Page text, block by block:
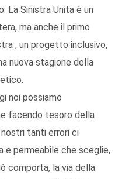
La Sinistra Unita è un
ma anche il primo
, un progetto inclusivo,
nuova stagione della
noi possiamo
facendo tesoro della
tanti errori ci
e permeabile che sceglie,
comporta, la via della